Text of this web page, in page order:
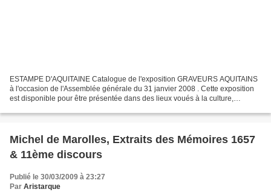
ESTAMPE D'AQUITAINE Catalogue de l'exposition GRAVEURS AQUITAINS
à l'occasion de l'Assemblée générale du 31 janvier 2008 . Cette exposition
est disponible pour être présentée dans des lieux voués à la culture,
Michel de Marolles, Extraits des Mémoires 1657
& 11ème discours
Publié le 30/03/2009 à 23:27
Par Aristarque